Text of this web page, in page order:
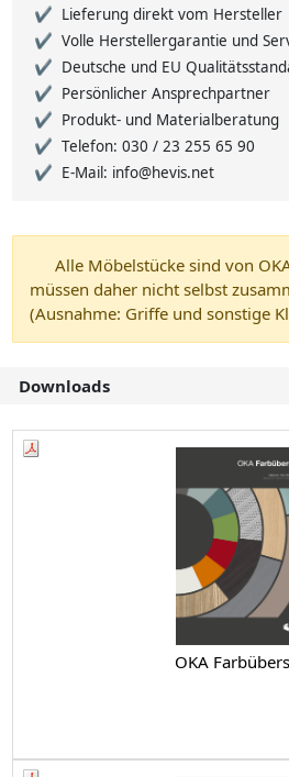
Lieferung direkt vom Hersteller
Volle Herstellergarantie und
Deutsche und EU
Persönlicher Ansprechpartner
Produkt- und Materialberatung
Telefon: 030 / 23 255 65 90
E-Mail: info@hevis.net
Alle Möbelstücke sind von
müssen daher nicht selbst
(Ausnahme: Griffe und sonstige
Downloads
OKA